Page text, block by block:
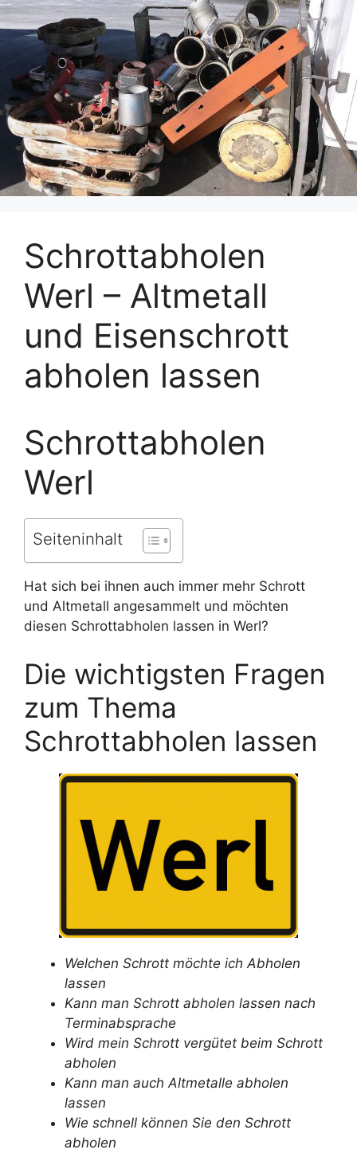
Schrottabholen
Werl – Altmetall
und Eisenschrott
abholen lassen
Schrottabholen
Werl
Seiteninhalt
Hat sich bei ihnen auch immer mehr Schrott
und Altmetall angesammelt und möchten
diesen Schrottabholen lassen in Werl?
Die wichtigsten Fragen
zum Thema
Schrottabholen lassen
Welchen Schrott möchte ich Abholen
lassen
Kann man Schrott abholen lassen nach
Terminabsprache
Wird mein Schrott vergütet beim Schrott
abholen
Kann man auch Altmetalle abholen
lassen
Wie schnell können Sie den Schrott
abholen